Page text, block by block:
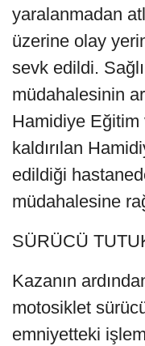
yaralanmadan
üzerine olay
sevk edildi.
müdahalesinin
Hamidiye Eğitim
kaldırılan
edildiği
müdahalesine
SÜRÜCÜ
Kazanın
motosiklet
emniyetteki